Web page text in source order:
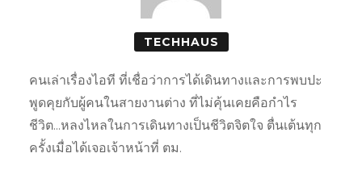
TECHHAUS
คนเล่าเรื่องไอที ที่เชื่อว่าการได้เดินทางและการพบปะ
พูดคุยกับผู้คนในสายงานต่าง ที่ไม่คุ้นเคยคือกำไร
ชีวิต...หลงไหลในการเดินทางเป็นชีวิตจิตใจ ตื่นเต้นทุก
ครั้งเมื่อได้เจอเจ้าหน้าที่ ตม.